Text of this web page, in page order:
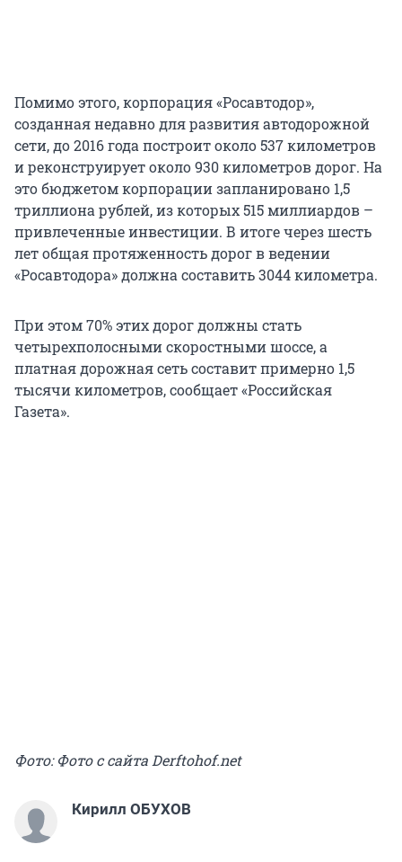
Помимо этого, корпорация «Росавтодор»,
созданная недавно для развития автодорожной
сети, до 2016 года построит около 537 километров
и реконструирует около 930 километров дорог. На
это бюджетом корпорации запланировано 1,5
триллиона рублей, из которых 515 миллиардов –
привлеченные инвестиции. В итоге через шесть
лет общая протяженность дорог в ведении
«Росавтодора» должна составить 3044 километра.
При этом 70% этих дорог должны стать
четырехполосными скоростными шоссе, а
платная дорожная сеть составит примерно 1,5
тысячи километров, сообщает «Российская
Газета».
Фото: Фото с сайта Derftohof.net
Кирилл ОБУХОВ